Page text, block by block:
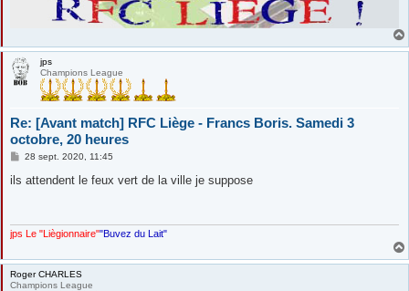
jps
Champions League
Re: [Avant match] RFC Liège - Francs Boris. Samedi 3
octobre, 20 heures
M
s
28 sept. 2020, 11:45
ils attendent le feux vert de la ville je suppose
jps Le "Liègionnaire""Buvez du Lait"
Roger CHARLES
Champions League